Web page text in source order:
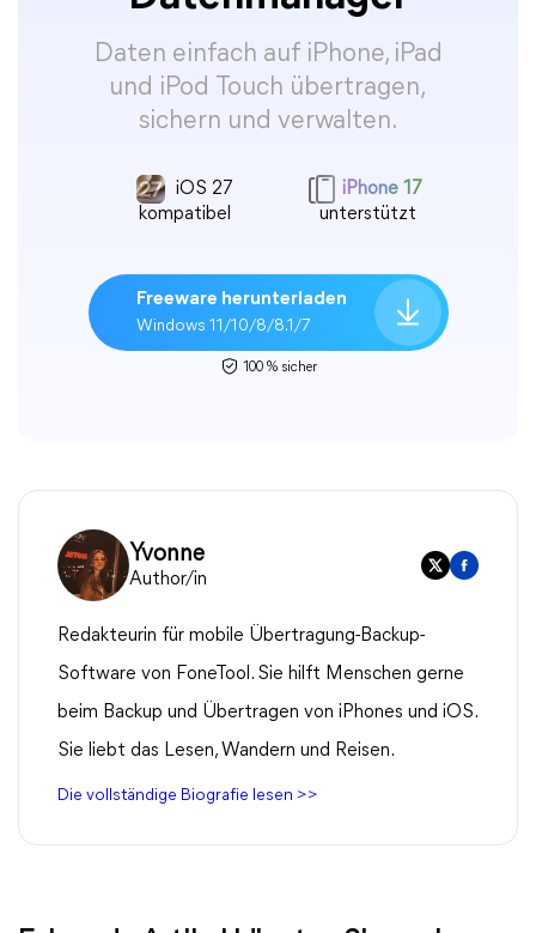
Daten einfach auf iPhone, iPad
und iPod Touch übertragen,
sichern und verwalten.
iOS 27
kompatibel
iPhone 17
unterstützt
Freeware herunterladen
Windows 11/10/8/8.1/7
100 % sicher
Yvonne
Author/in
Redakteurin für mobile Übertragung-Backup-
Software von FoneTool. Sie hilft Menschen gerne
beim Backup und Übertragen von iPhones und iOS.
Sie liebt das Lesen, Wandern und Reisen.
Die vollständige Biografie lesen >>